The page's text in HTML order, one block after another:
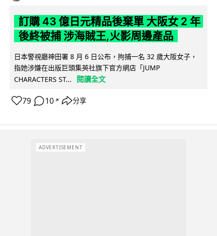
訂購 43 億日元精品後棄單 大阪女 2 年
後終被捕 涉海賊王,火影周邊產品
日本警視廳神田署 8 月 6 日公布，拘捕一名 32 歲大阪女子，
指她涉嫌在出版巨頭集英社旗下官方網店「JUMP
CHARACTERS ST...
閱讀全文
79 10 ↗ 分享
ADVERTISEMENT